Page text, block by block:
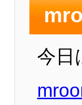
今日